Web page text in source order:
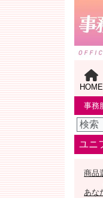
HOME
事務
ユニ
商品
あな